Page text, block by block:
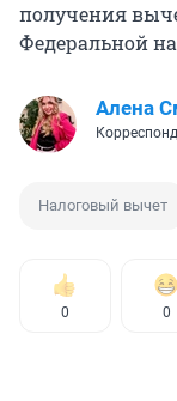
получения
Федеральной
Алена
Налоговый вычет
0 0